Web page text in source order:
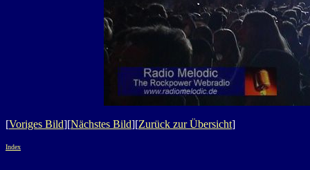
[Voriges Bild][Nächstes Bild][Zurück zur Übersicht]
Index